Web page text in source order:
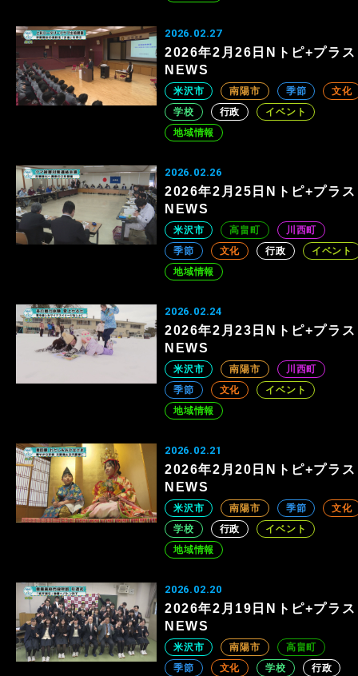
2026.02.27
2026年2月26日Nトピ+プラス
NEWS
米沢市 南陽市 季節
文化
学校
行政
イベント
地域情報
2026.02.26
2026年2月25日Nトピ+プラス
NEWS
米沢市 高畠町
川西町
季節
文化 行政
イベント
地域情報
2026.02.24
2026年2月23日Nトピ+プラス
NEWS
米沢市 南陽市
川西町
季節
文化
イベント
地域情報
2026.02.21
2026年2月20日Nトピ+プラス
NEWS
米沢市 南陽市 季節
文化
学校
行政
イベント
地域情報
2026.02.20
2026年2月19日Nトピ+プラス
NEWS
米沢市 南陽市
高畠町
季節
文化 学校
行政